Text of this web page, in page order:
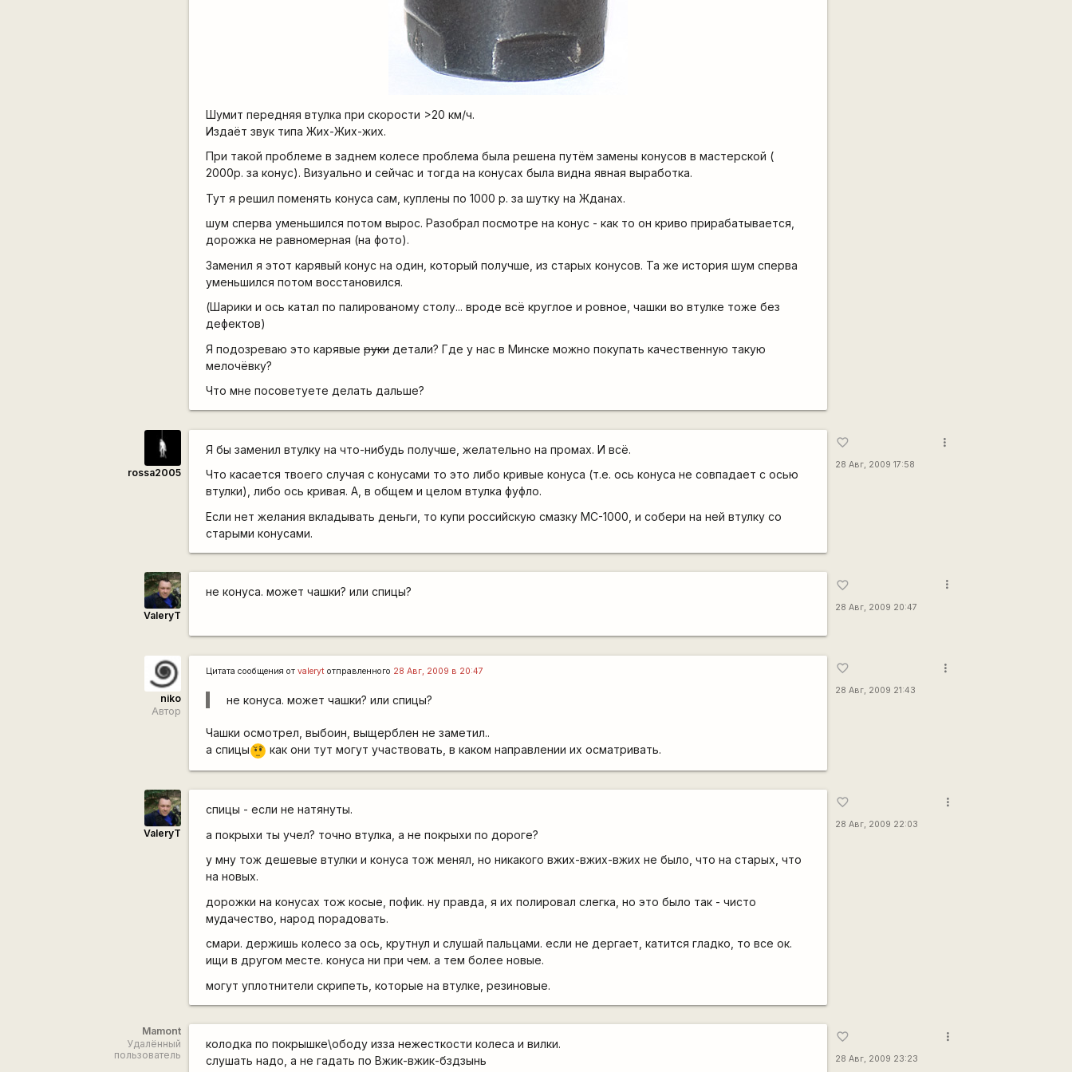
Шумит передняя втулка при скорости >20 км/ч.
Издаёт звук типа Жих-Жих-жих.
При такой проблеме в заднем колесе проблема была решена путём замены конусов в мастерской (
2000р. за конус). Визуально и сейчас и тогда на конусах была видна явная выработка.
Тут я решил поменять конуса сам, куплены по 1000 р. за шутку на Жданах.
шум сперва уменьшился потом вырос. Разобрал посмотре на конус - как то он криво прирабатывается,
дорожка не равномерная (на фото).
Заменил я этот карявый конус на один, который получше, из старых конусов. Та же история шум сперва
уменьшился потом восстановился.
(Шарики и ось катал по палированому столу... вроде всё круглое и ровное, чашки во втулке тоже без
дефектов)
Я подозреваю это карявыерукидетали? Где у нас в Минске можно покупать качественную такую
мелочёвку?
Что мне посоветуете делать дальше?
rossa2005
Я бы заменил втулку на что-нибудь получше, желательно на промах. И всё.
Что касается твоего случая с конусами то это либо кривые конуса (т.е. ось конуса не совпадает с осью
втулки), либо ось кривая. А, в общем и целом втулка фуфло.
Если нет желания вкладывать деньги, то купи российскую смазку МС-1000, и собери на ней втулку со
старыми конусами.
favorite_border
28 Авг, 2009 17:58
more_vert
ValeryT
не конуса. может чашки? или спицы?
favorite_border
28 Авг, 2009 20:47
more_vert
niko
Автор
Цитата сообщения отvaleryt отправленного 28 Авг, 2009 в 20:47
не конуса. может чашки? или спицы?
Чашки осмотрел, выбоин, выщерблен не заметил..
а спицы??? как они тут могут участвовать, в каком направлении их осматривать.
favorite_border
28 Авг, 2009 21:43
more_vert
ValeryT
спицы - если не натянуты.
а покрыхи ты учел? точно втулка, а не покрыхи по дороге?
у мну тож дешевые втулки и конуса тож менял, но никакого вжих-вжих-вжих не было, что на старых, что
на новых.
дорожки на конусах тож косые, пофик. ну правда, я их полировал слегка, но это было так - чисто
мудачество, народ порадовать.
смари. держишь колесо за ось, крутнул и слушай пальцами. если не дергает, катится гладко, то все ок.
ищи в другом месте. конуса ни при чем. а тем более новые.
могут уплотнители скрипеть, которые на втулке, резиновые.
favorite_border
28 Авг, 2009 22:03
more_vert
Mamont
Удалённый
пользователь
колодка по покрышке\ободу изза нежесткости колеса и вилки.
слушать надо, а не гадать по Вжик-вжик-бздзынь
favorite_border
28 Авг, 2009 23:23
more_vert